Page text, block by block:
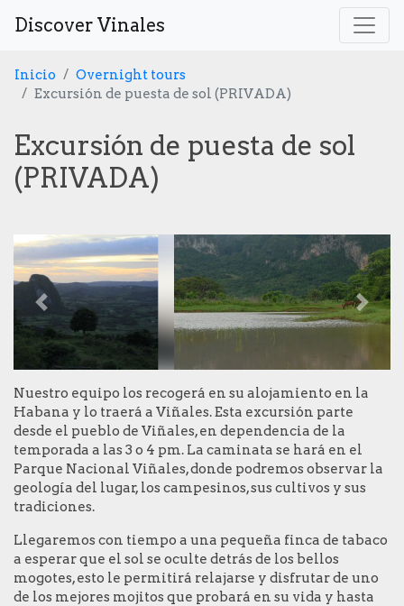
Discover Vinales
Inicio
Overnight tours
Excursión de puesta de sol (PRIVADA)
Excursión de puesta de sol
(PRIVADA)
Previous Next
Nuestro equipo los recogerá en su alojamiento en la
Habana y lo traerá a Viñales. Esta excursión parte
desde el pueblo de Viñales, en dependencia de la
temporada a las 3 o 4 pm. La caminata se hará en el
Parque Nacional Viñales, donde podremos observar la
geología del lugar, los campesinos, sus cultivos y sus
tradiciones.
Llegaremos con tiempo a una pequeña finca de tabaco
a esperar que el sol se oculte detrás de los bellos
mogotes, esto le permitirá relajarse y disfrutar de uno
de los mejores mojitos que probará en su vida y hasta